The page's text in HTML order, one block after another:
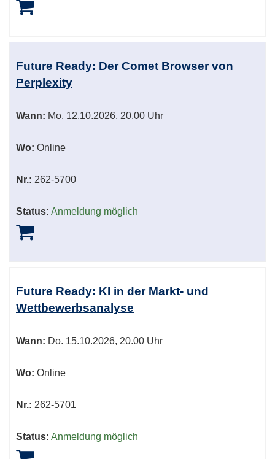
Future Ready: Der Comet Browser von
Perplexity
Wann: Mo. 12.10.2026, 20.00 Uhr
Wo: Online
Nr.: 262-5700
Status: Anmeldung möglich
Future Ready: KI in der Markt- und
Wettbewerbsanalyse
Wann: Do. 15.10.2026, 20.00 Uhr
Wo: Online
Nr.: 262-5701
Status: Anmeldung möglich